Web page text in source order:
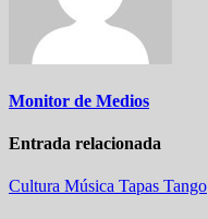
Monitor de Medios
Entrada relacionada
Cultura Música Tapas Tango